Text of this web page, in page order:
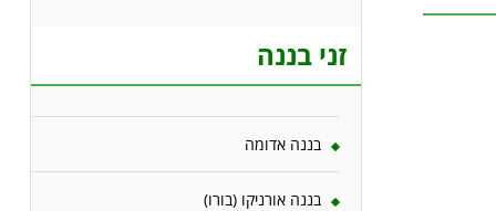
זני בננה
בננה אדומה
בננה אורניקו (בורו)